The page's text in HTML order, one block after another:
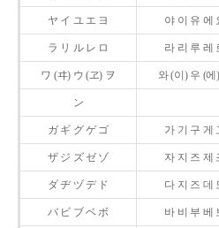
ヤ イ ユ エ ヨ 야 이 유 에
ラ リ ル レ ロ 라 리 루 레
ワ (ヰ) ウ (ヱ) ヲ 와 (이) 우 (에
ン
ガ ギ グ ゲ ゴ 가 기 구 게
ザ ジ ズ ゼ ゾ 자 지 즈 제
ダ ヂ ヅ デ ド 다 지 즈 데
バ ビ ブ ベ ボ 바 비 부 베